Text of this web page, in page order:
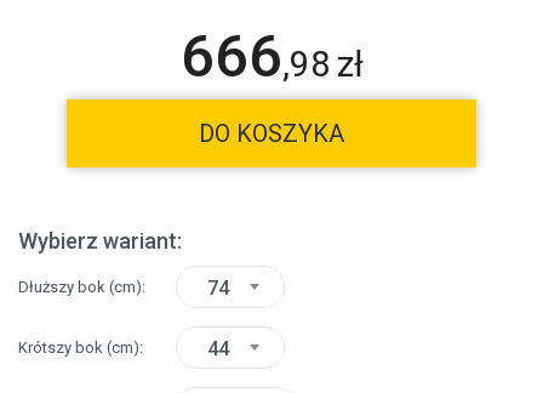
666,98 zł
DO KOSZYKA
Wybierz wariant:
Dłuższy bok (cm) 74
Krótszy bok (cm) 44